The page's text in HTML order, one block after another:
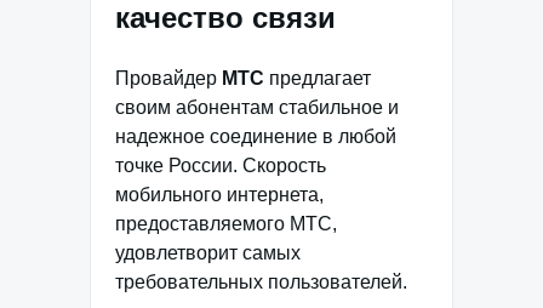
качество связи
Провайдер МТС предлагает
своим абонентам стабильное и
надежное соединение в любой
точке России. Скорость
мобильного интернета,
предоставляемого МТС,
удовлетворит самых
требовательных пользователей.